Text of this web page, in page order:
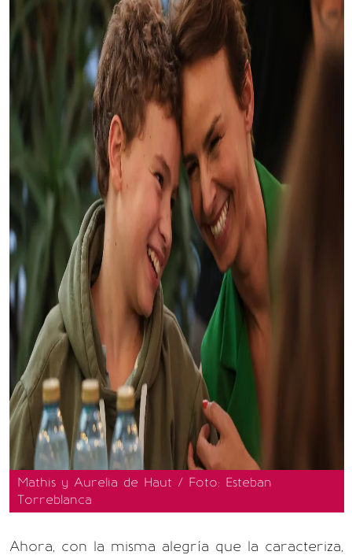
Mathis y Aurelia de Haut / Foto: Esteban
Torreblanca
Ahora, con la misma alegría que la caracteriza,